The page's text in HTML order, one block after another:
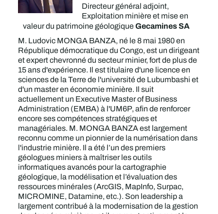
Directeur général adjoint,
Exploitation minière et mise en
valeur du patrimoine géologiqueGecamines SA
M. Ludovic MONGA BANZA, né le 8 mai 1980 en
République démocratique du Congo, est un dirigeant
et expert chevronné du secteur minier, fort de plus de
15 ans d'expérience. Il est titulaire d'une licence en
sciences de la Terre de l'université de Lubumbashi et
d'un master en économie minière. Il suit
actuellement un Executive Master of Business
Administration (EMBA) à l'UM6P, afin de renforcer
encore ses compétences stratégiques et
managériales. M. MONGA BANZA est largement
reconnu comme un pionnier de la numérisation dans
l'industrie minière. Il a été l’un des premiers
géologues miniers à maîtriser les outils
informatiques avancés pour la cartographie
géologique, la modélisation et l’évaluation des
ressources minérales (ArcGIS, MapInfo, Surpac,
MICROMINE, Datamine, etc.). Son leadership a
largement contribué à la modernisation de la gestion